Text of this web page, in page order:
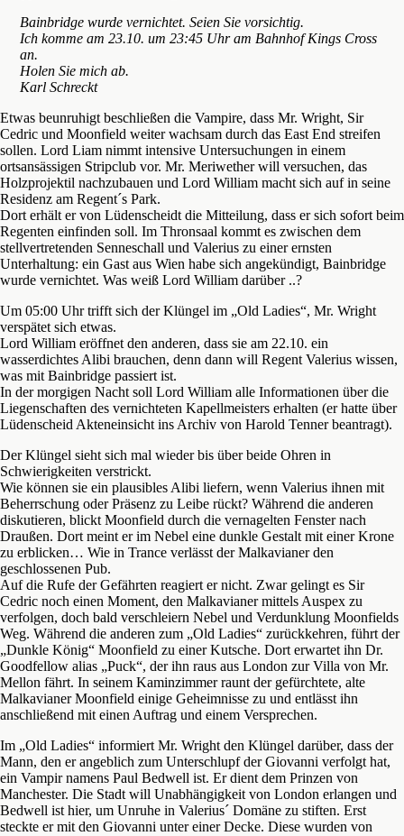
Bainbridge wurde vernichtet. Seien Sie vorsichtig.
Ich komme am 23.10. um 23:45 Uhr am Bahnhof Kings Cross
an.
Holen Sie mich ab.
Karl Schreckt
Etwas beunruhigt beschließen die Vampire, dass Mr. Wright, Sir
Cedric und Moonfield weiter wachsam durch das East End streifen
sollen. Lord Liam nimmt intensive Untersuchungen in einem
ortsansässigen Stripclub vor. Mr. Meriwether will versuchen, das
Holzprojektil nachzubauen und Lord William macht sich auf in seine
Residenz am Regent´s Park.
Dort erhält er von Lüdenscheidt die Mitteilung, dass er sich sofort beim
Regenten einfinden soll. Im Thronsaal kommt es zwischen dem
stellvertretenden Senneschall und Valerius zu einer ernsten
Unterhaltung: ein Gast aus Wien habe sich angekündigt, Bainbridge
wurde vernichtet. Was weiß Lord William darüber ..?
Um 05:00 Uhr trifft sich der Klüngel im „Old Ladies“, Mr. Wright
verspätet sich etwas.
Lord William eröffnet den anderen, dass sie am 22.10. ein
wasserdichtes Alibi brauchen, denn dann will Regent Valerius wissen,
was mit Bainbridge passiert ist.
In der morgigen Nacht soll Lord William alle Informationen über die
Liegenschaften des vernichteten Kapellmeisters erhalten (er hatte über
Lüdenscheid Akteneinsicht ins Archiv von Harold Tenner beantragt).
Der Klüngel sieht sich mal wieder bis über beide Ohren in
Schwierigkeiten verstrickt.
Wie können sie ein plausibles Alibi liefern, wenn Valerius ihnen mit
Beherrschung oder Präsenz zu Leibe rückt? Während die anderen
diskutieren, blickt Moonfield durch die vernagelten Fenster nach
Draußen. Dort meint er im Nebel eine dunkle Gestalt mit einer Krone
zu erblicken… Wie in Trance verlässt der Malkavianer den
geschlossenen Pub.
Auf die Rufe der Gefährten reagiert er nicht. Zwar gelingt es Sir
Cedric noch einen Moment, den Malkavianer mittels Auspex zu
verfolgen, doch bald verschleiern Nebel und Verdunklung Moonfields
Weg. Während die anderen zum „Old Ladies“ zurückkehren, führt der
„Dunkle König“ Moonfield zu einer Kutsche. Dort erwartet ihn Dr.
Goodfellow alias „Puck“, der ihn raus aus London zur Villa von Mr.
Mellon fährt. In seinem Kaminzimmer raunt der gefürchtete, alte
Malkavianer Moonfield einige Geheimnisse zu und entlässt ihn
anschließend mit einen Auftrag und einem Versprechen.
Im „Old Ladies“ informiert Mr. Wright den Klüngel darüber, dass der
Mann, den er angeblich zum Unterschlupf der Giovanni verfolgt hat,
ein Vampir namens Paul Bedwell ist. Er dient dem Prinzen von
Manchester. Die Stadt will Unabhängigkeit von London erlangen und
Bedwell ist hier, um Unruhe in Valerius´ Domäne zu stiften. Erst
steckte er mit den Giovanni unter einer Decke. Diese wurden von